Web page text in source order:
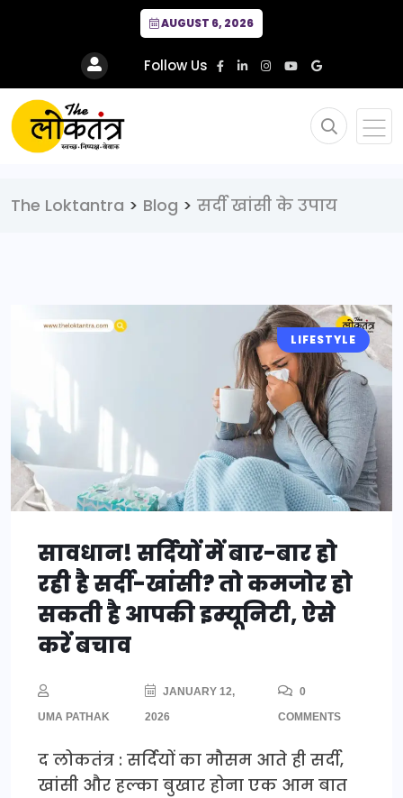
AUGUST 6, 2026
Follow Us
The Loktantra > Blog > सर्दी खांसी के उपाय
LIFESTYLE
सावधान! सर्दियों में बार-बार हो
रही है सर्दी-खांसी? तो कमजोर हो
सकती है आपकी इम्यूनिटी, ऐसे
करें बचाव
UMA PATHAK
JANUARY 12,
2026
0
COMMENTS
द लोकतंत्र : सर्दियों का मौसम आते ही सर्दी,
खांसी और हल्का बुखार होना एक आम बात